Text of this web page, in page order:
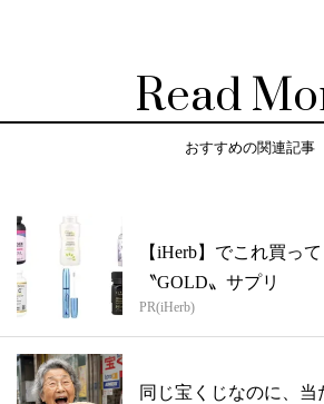
Read
おすすめの関連記事
【iHerb】でこれ買っ
〝GOLD〟サプリ
PR(iHerb)
同じ宝くじなのに、